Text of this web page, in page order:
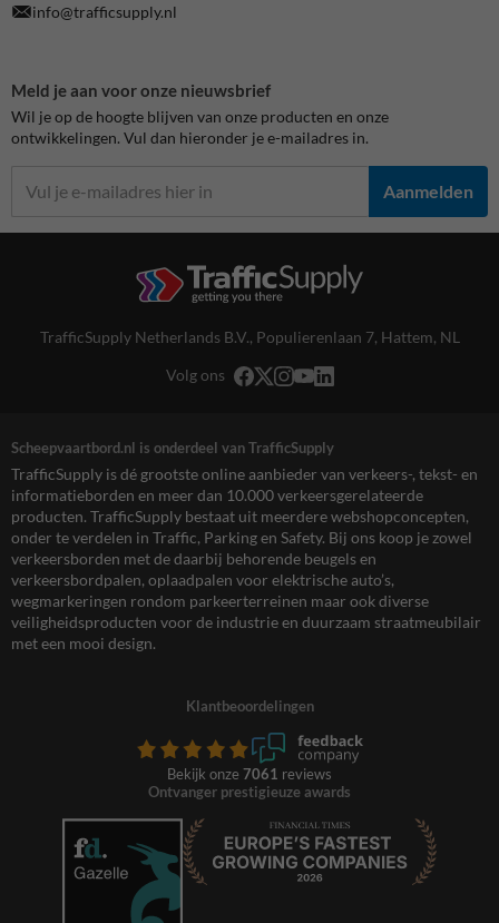
info@trafficsupply.nl
Meld je aan voor onze nieuwsbrief
Wil je op de hoogte blijven van onze producten en onze
ontwikkelingen. Vul dan hieronder je e-mailadres in.
Aanmelden
TrafficSupply Netherlands B.V., Populierenlaan 7, Hattem, NL
Volg ons
Scheepvaartbord.nl is onderdeel van TrafficSupply
TrafficSupply is dé grootste online aanbieder van verkeers-, tekst- en
informatieborden en meer dan 10.000 verkeersgerelateerde
producten. TrafficSupply bestaat uit meerdere webshopconcepten,
onder te verdelen in Traffic, Parking en Safety. Bij ons koop je zowel
verkeersborden met de daarbij behorende beugels en
verkeersbordpalen, oplaadpalen voor elektrische auto’s,
wegmarkeringen rondom parkeerterreinen maar ook diverse
veiligheidsproducten voor de industrie en duurzaam straatmeubilair
met een mooi design.
Klantbeoordelingen
Bekijk onze 7061 reviews
Ontvanger prestigieuze awards